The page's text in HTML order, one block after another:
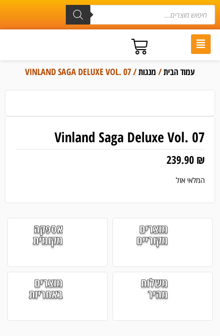
עמוד הבית/ מנגות/ VINLAND SAGA DELUXE VOL. 07
Vinland Saga Deluxe Vol. 07
239.90 ₪
המלאי אזל
מוצרים
מקוריים
אספקה
מקומית
משלוח
מהיר
מוצרים
באחריות